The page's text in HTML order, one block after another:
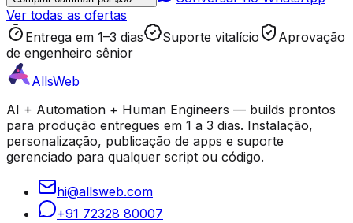
Ver todas as ofertas
Entrega em 1–3 dias
Suporte vitalício
Aprovação
de engenheiro sênior
AllsWeb
AI + Automation + Human Engineers — builds prontos
para produção entregues em 1 a 3 dias. Instalação,
personalização, publicação de apps e suporte
gerenciado para qualquer script ou código.
hi@allsweb.com
+91 72328 80007